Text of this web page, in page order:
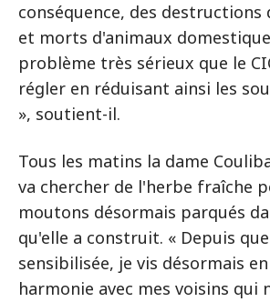
conséquence, des
et morts d'animaux
problème très sérieux que le
régler en réduisant ainsi les
», soutient-il.
Tous les matins la dame
va chercher de l'herbe fraîche
moutons désormais parqués
qu'elle a construit. « Depuis
sensibilisée, je vis désormais
harmonie avec mes voisins qui